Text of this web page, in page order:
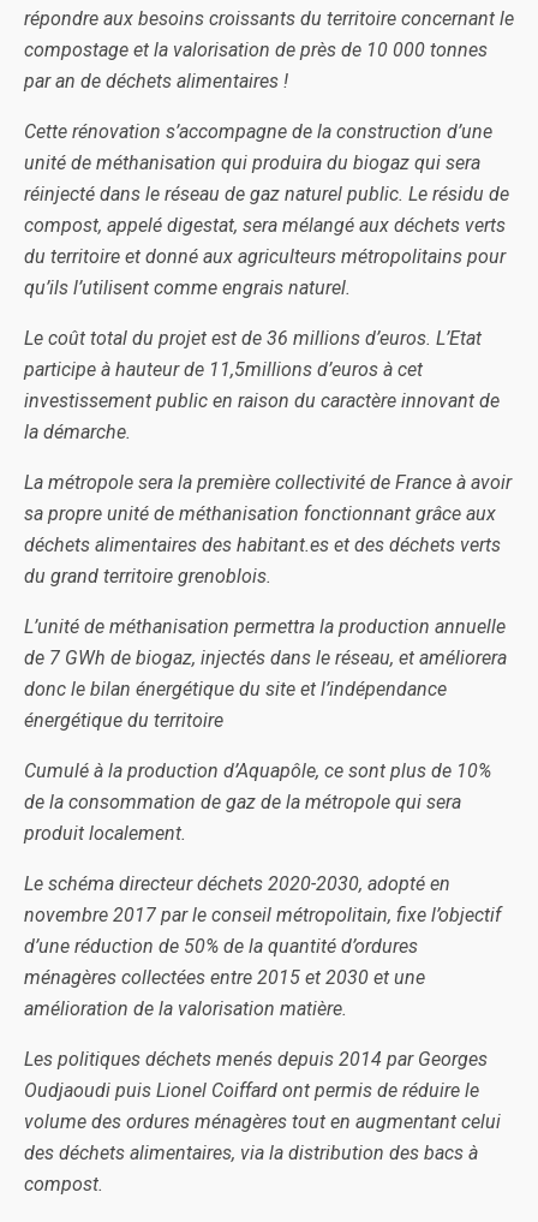
répondre aux besoins croissants du territoire concernant le
compostage et la valorisation de près de 10 000 tonnes
par an de déchets alimentaires !
Cette rénovation s’accompagne de la construction d’une
unité de méthanisation qui produira du biogaz qui sera
réinjecté dans le réseau de gaz naturel public. Le résidu de
compost, appelé digestat, sera mélangé aux déchets verts
du territoire et donné aux agriculteurs métropolitains pour
qu’ils l’utilisent comme engrais naturel.
Le coût total du projet est de 36 millions d’euros. L’Etat
participe à hauteur de 11,5millions d’euros à cet
investissement public en raison du caractère innovant de
la démarche.
La métropole sera la première collectivité de France à avoir
sa propre unité de méthanisation fonctionnant grâce aux
déchets alimentaires des habitant.es et des déchets verts
du grand territoire grenoblois.
L’unité de méthanisation permettra la production annuelle
de 7 GWh de biogaz, injectés dans le réseau, et améliorera
donc le bilan énergétique du site et l’indépendance
énergétique du territoire
Cumulé à la production d’Aquapôle, ce sont plus de 10%
de la consommation de gaz de la métropole qui sera
produit localement.
Le schéma directeur déchets 2020-2030, adopté en
novembre 2017 par le conseil métropolitain, fixe l’objectif
d’une réduction de 50% de la quantité d’ordures
ménagères collectées entre 2015 et 2030 et une
amélioration de la valorisation matière.
Les politiques déchets menés depuis 2014 par Georges
Oudjaoudi puis Lionel Coiffard ont permis de réduire le
volume des ordures ménagères tout en augmentant celui
des déchets alimentaires, via la distribution des bacs à
compost.